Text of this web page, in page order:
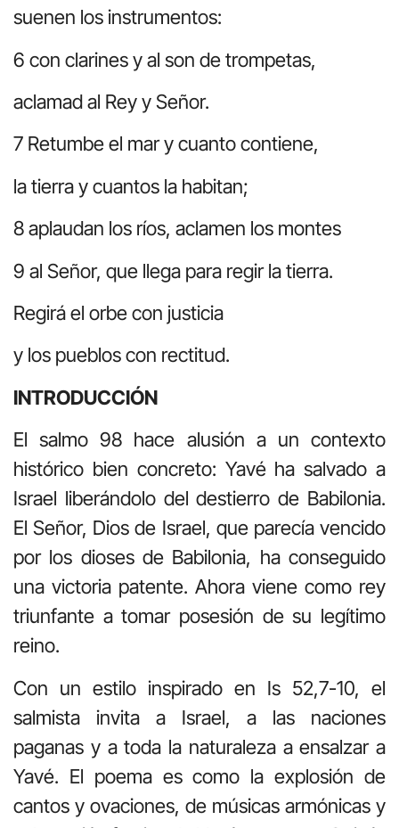
suenen los instrumentos:
6 con clarines y al son de trompetas,
aclamad al Rey y Señor.
7 Retumbe el mar y cuanto contiene,
la tierra y cuantos la habitan;
8 aplaudan los ríos, aclamen los montes
9 al Señor, que llega para regir la tierra.
Regirá el orbe con justicia
y los pueblos con rectitud.
INTRODUCCIÓN
El salmo 98 hace alusión a un contexto
histórico bien concreto: Yavé ha salvado a
Israel liberándolo del destierro de Babilonia.
El Señor, Dios de Israel, que parecía vencido
por los dioses de Babilonia, ha conseguido
una victoria patente. Ahora viene como rey
triunfante a tomar posesión de su legítimo
reino.
Con un estilo inspirado en Is 52,7-10, el
salmista invita a Israel, a las naciones
paganas y a toda la naturaleza a ensalzar a
Yavé. El poema es como la explosión de
cantos y ovaciones, de músicas armónicas y